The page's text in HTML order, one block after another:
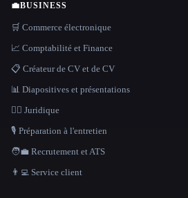
💼BUSINESS
🛒 Commerce électronique
📈 Comptabilité et Finance
📋 Créateur de CV et de CV
📊 Diapositives et présentations
👩‍⚖️ Juridique
🎙️ Préparation à l'entretien
🧑‍💼 Recrutement et ATS
👨‍💻 Service client